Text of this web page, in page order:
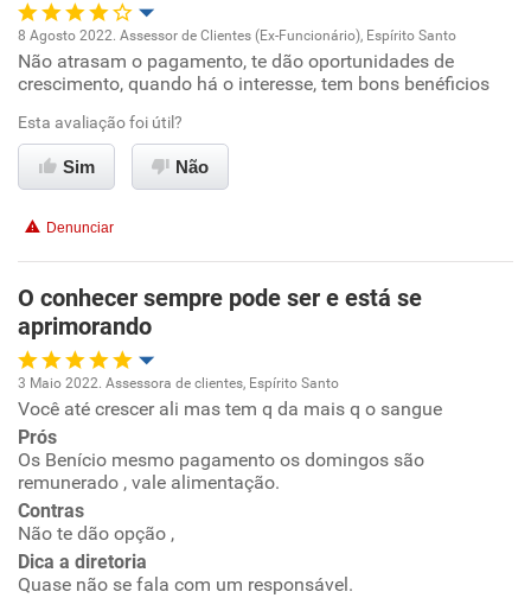
Oportunidade de promoção
Ambiente de trabalho
Conciliação com a vida familiar
Recomenda esta empresa
Recomenda a diretoria
8 Agosto 2022. Assessor de Clientes (Ex-Funcionário), Espírito Santo
Não atrasam o pagamento, te dão oportunidades de
crescimento, quando há o interesse, tem bons benéficios
Esta avaliação foi útil?
Sim Não
Denunciar
O conhecer sempre pode ser e está se
aprimorando
Oportunidade de promoção
Ambiente de trabalho
Conciliação com a vida familiar
Benefícios
3 Maio 2022. Assessora de clientes, Espírito Santo
Você até crescer ali mas tem q da mais q o sangue
Prós
Os Benício mesmo pagamento os domingos são
remunerado , vale alimentação.
Contras
Não te dão opção ,
Dica a diretoria
Quase não se fala com um responsável.